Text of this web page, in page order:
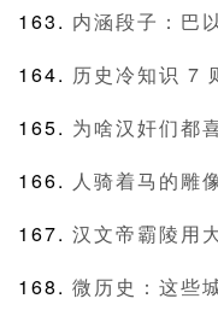
内涵段子：巴
历史冷知识 7
为啥汉奸们都
人骑着马的雕
汉文帝霸陵用
微历史：这些